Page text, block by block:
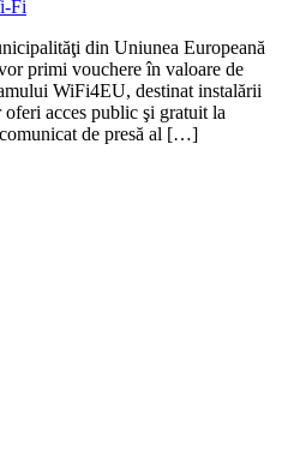
din Uniunea Europeană
primi vouchere în valoare de
WiFi4EU, destinat instalării
acces public şi gratuit la
de presă al […]